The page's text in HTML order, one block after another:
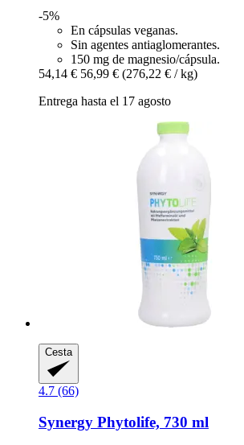
-5%
En cápsulas veganas.
Sin agentes antiaglomerantes.
150 mg de magnesio/cápsula.
54,14 € 56,99 € (276,22 € / kg)
Entrega hasta el 17 agosto
Cesta
4.7 (66)
Synergy Phytolife, 730 ml